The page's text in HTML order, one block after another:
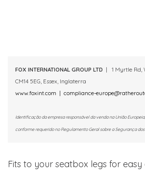
FOX INTERNATIONAL GROUP LTD | 1 Myrtle Rd,
CM14 5EG, Essex, Inglaterra
www.foxint.com | compliance-
Identificação da empresa responsável da venda na União
conforme requerido no Regulamento Geral sobre a Segurança dos
Fits to your seatbox legs for easy